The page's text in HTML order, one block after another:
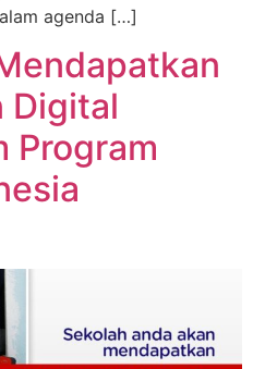
agenda […]
Digital
Program